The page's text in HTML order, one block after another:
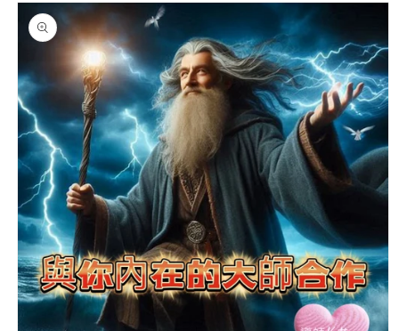
product
information